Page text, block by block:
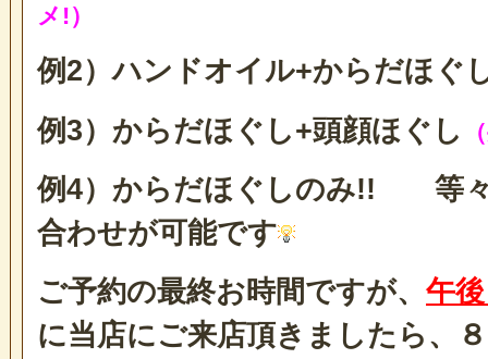
メ!）
例2）ハンドオイル+からだほぐ
例3）からだほぐし+頭顔ほぐし
例4）からだほぐしのみ!! 等
合わせが可能です
ご予約の最終お時間ですが、 午
に当店にご来店頂きましたら、